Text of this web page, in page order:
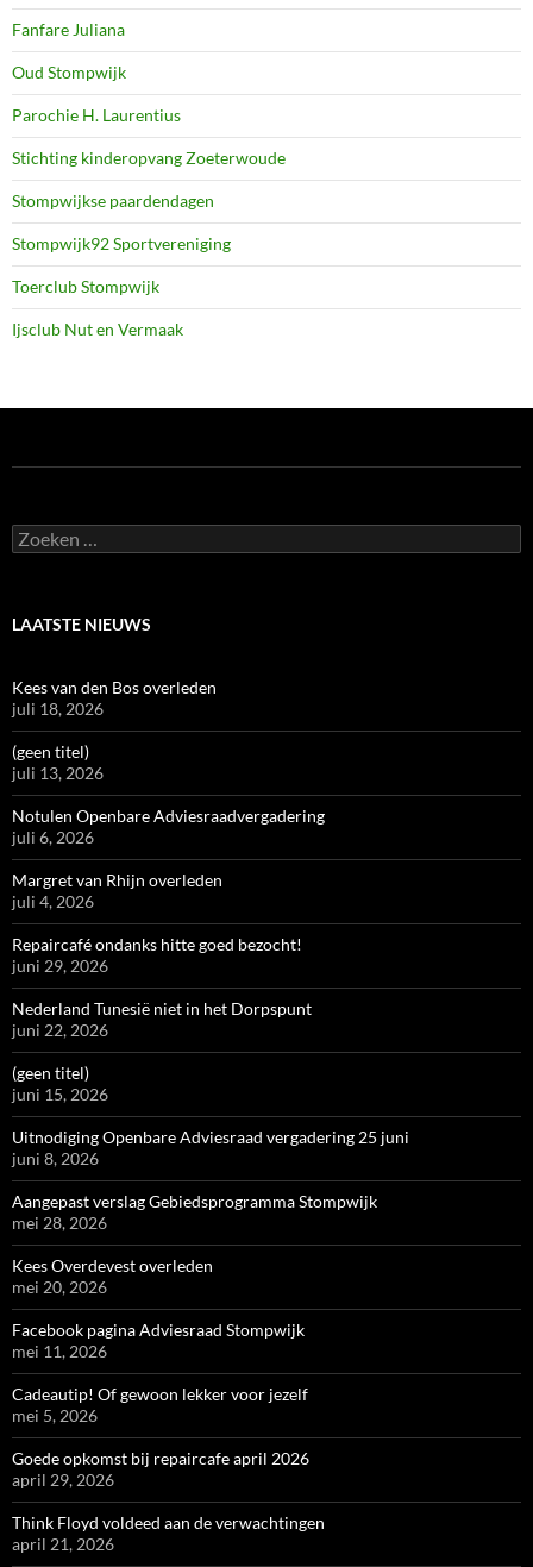
Fanfare Juliana
Oud Stompwijk
Parochie H. Laurentius
Stichting kinderopvang Zoeterwoude
Stompwijkse paardendagen
Stompwijk92 Sportvereniging
Toerclub Stompwijk
Ijsclub Nut en Vermaak
Zoeken
naar:
LAATSTE NIEUWS
Kees van den Bos overleden
juli 18, 2026
(geen titel)
juli 13, 2026
Notulen Openbare Adviesraadvergadering
juli 6, 2026
Margret van Rhijn overleden
juli 4, 2026
Repaircafé ondanks hitte goed bezocht!
juni 29, 2026
Nederland Tunesië niet in het Dorpspunt
juni 22, 2026
(geen titel)
juni 15, 2026
Uitnodiging Openbare Adviesraad vergadering 25 juni
juni 8, 2026
Aangepast verslag Gebiedsprogramma Stompwijk
mei 28, 2026
Kees Overdevest overleden
mei 20, 2026
Facebook pagina Adviesraad Stompwijk
mei 11, 2026
Cadeautip! Of gewoon lekker voor jezelf
mei 5, 2026
Goede opkomst bij repaircafe april 2026
april 29, 2026
Think Floyd voldeed aan de verwachtingen
april 21, 2026